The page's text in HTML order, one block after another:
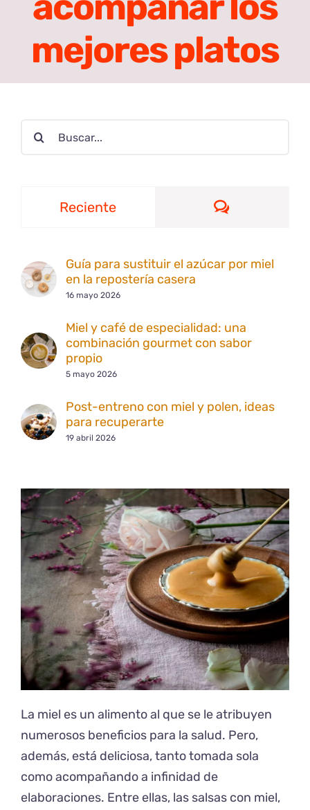
mejores platos
La miel es un alimento al que se le atribuyen
numerosos beneficios para la salud. Pero,
además, está deliciosa, tanto tomada sola
como acompañando a infinidad de
elaboraciones. Entre ellas, las salsas con miel,
Buscar:
Reciente
Guía para sustituir el azúcar por miel
en la repostería casera
16 mayo 2026
Miel y café de especialidad: una
combinación gourmet con sabor
propio
5 mayo 2026
Post-entreno con miel y polen, ideas
para recuperarte
19 abril 2026